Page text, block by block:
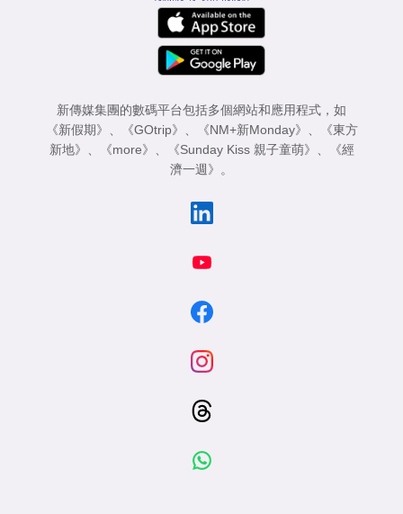
新傳媒集團的數碼平台包括多個網站和應用程式，如
《新假期》
《GOtrip》 《NM+新Monday》
《東方
新地》
《more》 《Sunday Kiss 親子童萌》
《經
濟一週》
。